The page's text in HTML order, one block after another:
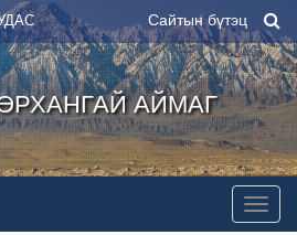
Сайтын бүтэц
АЙМАГ